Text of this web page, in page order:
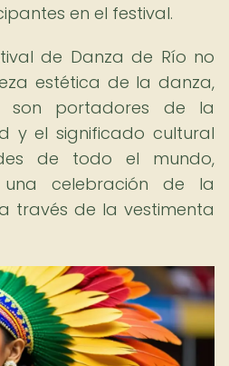
en el festival.
de Danza de Río no
estética de la danza,
son portadores de la
y el significado cultural
de todo el mundo,
una celebración de la
través de la vestimenta